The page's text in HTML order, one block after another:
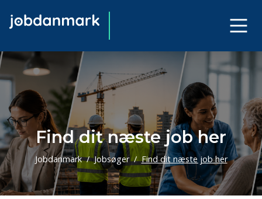
Find dit næste job her
Jobdanmark Jobsøger Find dit næste job her